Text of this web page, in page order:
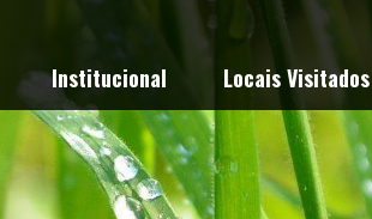
Institucional Locais Visitados